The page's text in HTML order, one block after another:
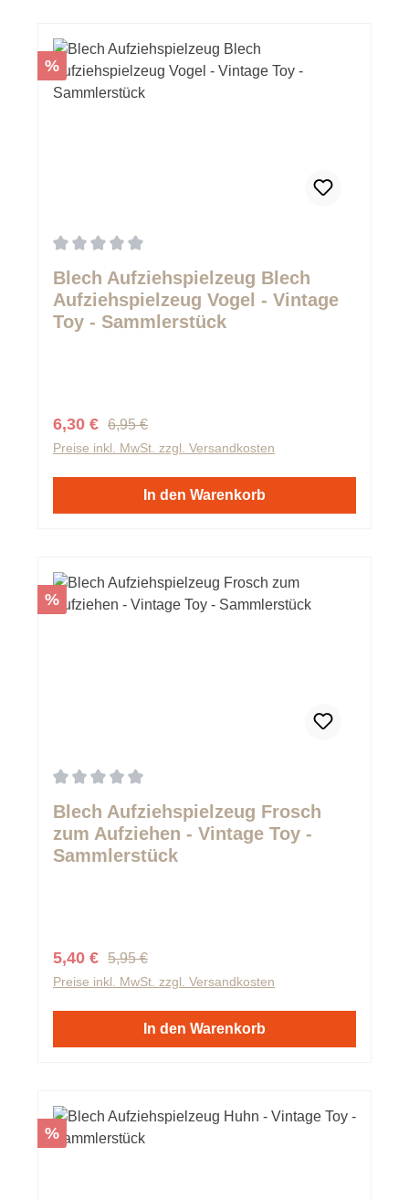
Rabatt
%
Blech Aufziehspielzeug Blech
Aufziehspielzeug Vogel - Vintage
Toy - Sammlerstück
Verkaufspreis:
6,30 € Regulärer Preis:
6,95 €
Preise inkl. MwSt. zzgl. Versandkosten
In den Warenkorb
Rabatt
%
Blech Aufziehspielzeug Frosch
zum Aufziehen - Vintage Toy -
Sammlerstück
Verkaufspreis:
5,40 € Regulärer Preis:
5,95 €
Preise inkl. MwSt. zzgl. Versandkosten
In den Warenkorb
Rabatt
%